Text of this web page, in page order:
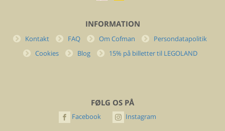
INFORMATION
Kontakt FAQ Om Cofman
Persondatapolitik
Cookies
Blog 15% på billetter til LEGOLAND
FØLG OS PÅ
Facebook Instagram